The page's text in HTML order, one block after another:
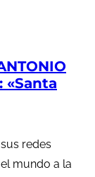
«Santa
redes
mundo a la